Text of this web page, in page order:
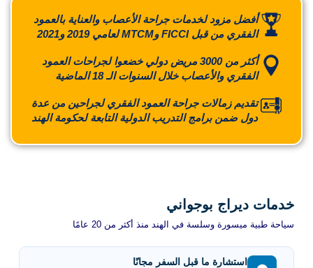
أفضل مزود لخدمات جراحة الأعصاب والعناية بالعمود
الفقري من قبل FICCI وMTCM لعامي 2019 و2021
أكثر من 3000 مريض دولي خضعوا لجراحات العمود
الفقري والأعصاب خلال السنوات الـ 18 الماضية
تقديم زمالات جراحة العمود الفقري لجراحين من عدة
دول ضمن برامج التدريب الدولية التابعة لحكومة الهند
خدمات ديراج بوجواني
سياحة طبية ميسورة وسلسة في الهند منذ أكثر من 20 عامًا
استشارة ما قبل السفر مجانًا